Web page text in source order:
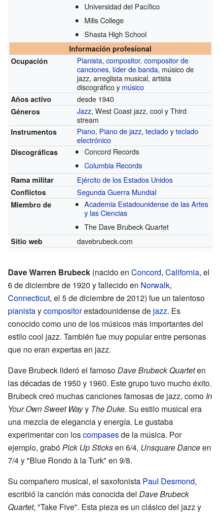
Universidad del Pacífico
Mills College
Shasta High School
Información profesional
Ocupación
Pianista,compositor,compositor de
canciones, líder de banda, músico de
jazz, arreglista musical, artista
discográfico y músico
Años activo desde 1940
Géneros Jazz, West Coast jazz, cool y Third
stream
Instrumentos Piano, Piano de jazz,tecladoyteclado
electrónico
Discográficas
Concord Records
Columbia Records
Rama militar Ejército de los Estados Unidos
Conflictos Segunda Guerra Mundial
Miembro de
Academia Estadounidense de las Artes
y las Ciencias
The Dave Brubeck Quartet
Sitio web davebrubeck.com
Dave Warren Brubeck (nacido en Concord, California, el
6 de diciembre de 1920 y fallecido en Norwalk,
Connecticut, el 5 de diciembre de 2012) fue un talentoso
pianistaycompositorestadounidense de jazz. Es
conocido como uno de los músicos más importantes del
estilo cool jazz. También fue muy popular entre personas
que no eran expertas en jazz.
Dave Brubeck lideró el famosoDave Brubeck Quarteten
las décadas de 1950 y 1960. Este grupo tuvo mucho éxito.
Brubeck creó muchas canciones famosas de jazz, como In
Your Own Sweet Wayy The Duke. Su estilo musical era
una mezcla de elegancia y energía. Le gustaba
experimentar con loscompasesde la música. Por
ejemplo, grabóPick Up Sticksen 6/4, Unsquare Danceen
7/4 y "Blue Rondo à la Turk" en 9/8.
Su compañero musical, el saxofonista Paul Desmond,
escribió la canción más conocida del Dave Brubeck
Quartet, "Take Five". Esta pieza es un clásico del jazz y